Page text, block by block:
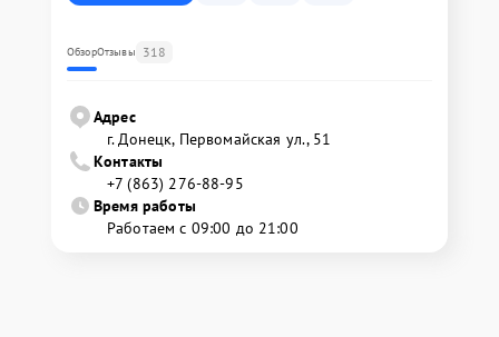
ОбзорОтзывы 318
Адрес
г. Донецк, Первомайская ул., 51
Контакты
+7 (863) 276-88-95
Время работы
Работаем с 09:00 до 21:00